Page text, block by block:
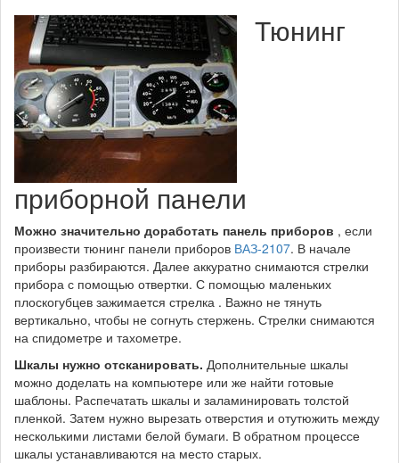
Тюнинг
приборной панели
Можно значительно доработать панель приборов , если
произвести тюнинг панели приборов ВАЗ-2107. В начале
приборы разбираются. Далее аккуратно снимаются стрелки
прибора с помощью отвертки. С помощью маленьких
плоскогубцев зажимается стрелка . Важно не тянуть
вертикально, чтобы не согнуть стержень. Стрелки снимаются
на спидометре и тахометре.
Шкалы нужно отсканировать. Дополнительные шкалы
можно доделать на компьютере или же найти готовые
шаблоны. Распечатать шкалы и заламинировать толстой
пленкой. Затем нужно вырезать отверстия и отутюжить между
несколькими листами белой бумаги. В обратном процессе
шкалы устанавливаются на место старых.